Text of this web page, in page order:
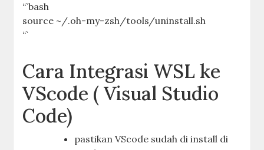
“`bash
source ~/.oh-my-zsh/tools/uninstall.sh
“`
Cara Integrasi WSL ke
VScode ( Visual Studio
Code)
pastikan VScode sudah di install di